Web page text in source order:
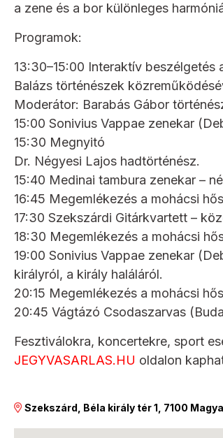
a zene és a bor különleges
Programok:
13:30–15:00 Interaktív beszélgetés
Balázs történészek
Moderátor: Barabás Gábor
15:00 Sonivius Vappae zenekar
15:30 Megnyitó
Dr. Négyesi Lajos hadtörténész.
15:40 Medinai tambura zenekar –
16:45 Megemlékezés a mohácsi
17:30 Szekszárdi Gitárkvartett –
18:30 Megemlékezés a mohácsi
19:00 Sonivius Vappae zenekar
királyról, a király haláláról.
20:15 Megemlékezés a mohácsi
20:45 Vágtázó Csodaszarvas
Fesztiválokra, koncertekre, sport
JEGYVASARLAS.HU oldalon
Szekszárd, Béla király tér 1, 7100